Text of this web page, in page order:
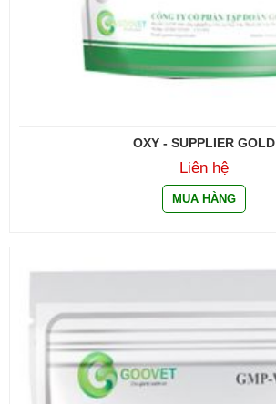
OXY - SUPPLIER GOLD
Liên hệ